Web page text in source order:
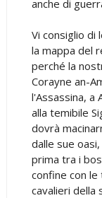
anche di
Vi consiglio di
la mappa del
perché la
Corayne an-
l'Assassina, a
alla temibile
dovrà
dalle sue
prima tra i
confine con
cavalieri della